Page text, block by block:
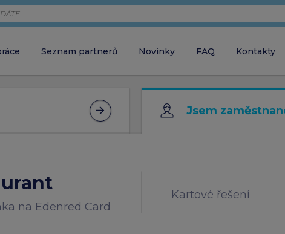
Seznam partnerů Novinky FAQ Kontakty
chci objednávat
Jsem
na Edenred Card
Kartové řešení